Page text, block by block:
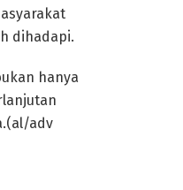
dihadapi.
hanya
adv